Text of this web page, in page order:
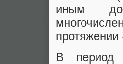
иным
протяжении
В период